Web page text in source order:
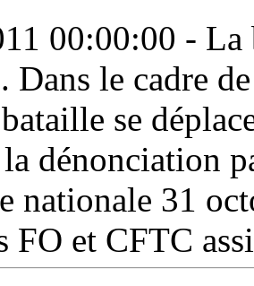
00:00:00 - La
Dans le cadre
se
la dénonciation
nationale 31
FO et CFTC